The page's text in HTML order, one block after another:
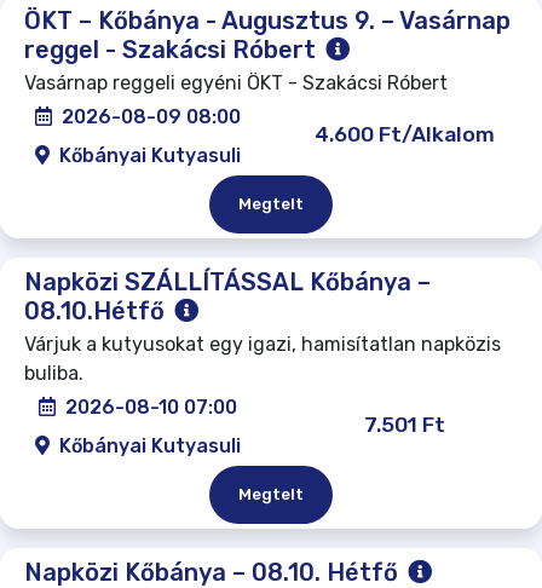
ÖKT – Kőbánya - Augusztus 9. – Vasárnap
reggel - Szakácsi Róbert
Vasárnap reggeli egyéni ÖKT - Szakácsi Róbert
2026-08-09 08:00
Kőbányai Kutyasuli
4.600 Ft/Alkalom
Megtelt
Napközi SZÁLLÍTÁSSAL Kőbánya –
08.10.Hétfő
Várjuk a kutyusokat egy igazi, hamisítatlan napközis
buliba.
2026-08-10 07:00
Kőbányai Kutyasuli
7.501 Ft
Megtelt
Napközi Kőbánya – 08.10. Hétfő